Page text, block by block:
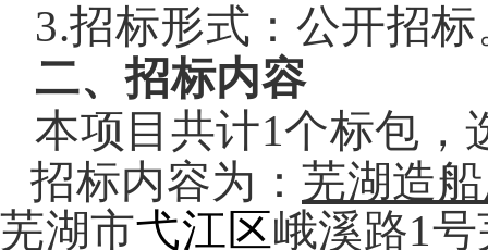
3.招标形式：公开招标
二、招标内容
本项目共计1个标包，
招标内容为： 芜湖造
芜湖市弋江区峨溪路1